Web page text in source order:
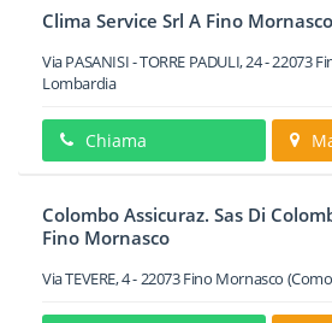
Clima Service Srl A Fino Mornasco
Via PASANISI - TORRE PADULI, 24-22073
Lombardia
Chiama
Colombo Assicuraz. Sas Di
Fino Mornasco
Via TEVERE, 4-22073Fino Mornasco